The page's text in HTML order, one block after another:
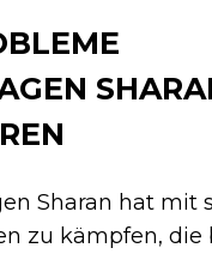
Sharan hat mit
zu kämpfen, die